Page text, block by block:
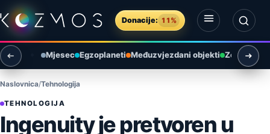
Preskoči na sadržaj
Donacije: 11%
Otvori izbornik
Otvori pretragu
Mjesec Egzoplaneti Međuzvjezdani objekti Zemlja i
Naslovnica Tehnologija
TEHNOLOGIJA
Ingenuity je pretvoren u